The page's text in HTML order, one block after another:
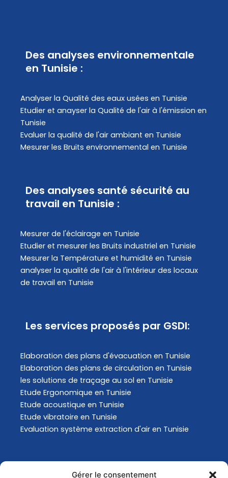
Gérer le consentement
Des analyses environnementale
en Tunisie :
Analyser la Qualité des eaux usées en Tunisie
Etudier et anayser la Qualité de l'air à l'émission en
Tunisie
Evaluer la qualité de l'air ambiant en Tunisie
Mesurer les Bruits environnemental en Tunisie
Des analyses santé sécurité au
travail en Tunisie :
Mesurer de l'éclairage en Tunisie
Etudier et mesurer les Bruits industriel en Tunisie
Mesurer la Température et humidité en Tunisie
analyser la qualité de l'air à l'intérieur des locaux
de travail en Tunisie
Les services proposés par GSDI:
Elaboration des plans d'évacuation​ en Tunisie
Elaboration des plans de circulation en Tunisie
les solutions de traçage au sol en Tunisie
Etude Ergonomique en Tunisie
Etude acoustique en Tunisie
Etude vibratoire en Tunisie
Evaluation système extraction d'air en Tunisie
Actualités